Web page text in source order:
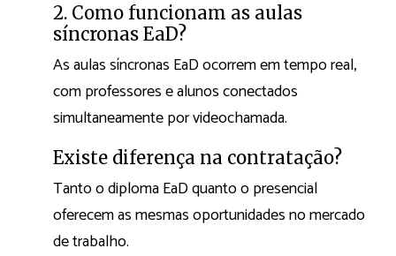
2. Como funcionam as aulas
síncronas EaD?
As aulas síncronas EaD ocorrem em tempo real,
com professores e alunos conectados
simultaneamente por videochamada.
Existe diferença na contratação?
Tanto o diploma EaD quanto o presencial
oferecem as mesmas oportunidades no mercado
de trabalho.